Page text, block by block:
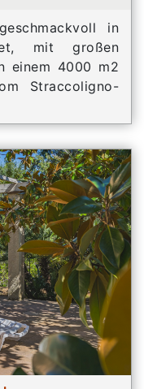
in
mit großen
einem 4000 m2
Straccoligno-